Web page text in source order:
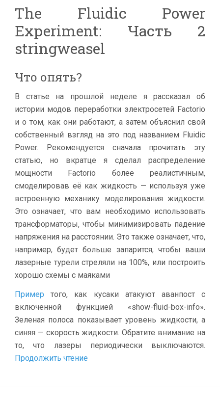
The Fluidic Power
Experiment: Часть 2
stringweasel
Что опять?
В статье на прошлой неделе я рассказал об
истории модов переработки электросетей Factorio
и о том, как они работают, а затем объяснил свой
собственный взгляд на это под названием Fluidic
Power. Рекомендуется сначала прочитать эту
статью, но вкратце я сделал распределение
мощности Factorio более реалистичным,
смоделировав её как жидкость — используя уже
встроенную механику моделирования жидкости.
Это означает, что вам необходимо использовать
трансформаторы, чтобы минимизировать падение
напряжения на расстоянии. Это также означает, что,
например, будет больше запарится, чтобы ваши
лазерные турели стреляли на 100%, или построить
хорошо схемы с маяками
Пример того, как кусаки атакуют аванпост с
включенной функцией «show-fluid-box-info».
Зеленая полоса показывает уровень жидкости, а
синяя — скорость жидкости. Обратите внимание на
то, что лазеры периодически выключаются.
Продолжить чтение